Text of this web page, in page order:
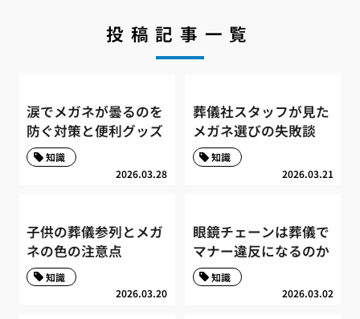
投稿記事一覧
涙でメガネが曇るのを
防ぐ対策と便利グッズ
2026.03.28
知識
葬儀社スタッフが見た
メガネ選びの失敗談
2026.03.21
知識
子供の葬儀参列とメガ
ネの色の注意点
2026.03.20
知識
眼鏡チェーンは葬儀で
マナー違反になるのか
2026.03.02
知識